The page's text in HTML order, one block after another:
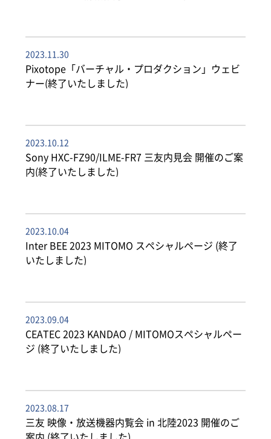
2023.11.30
Pixotope「バーチャル・プロダクション」ウェビ
ナー(終了いたしました)
2023.10.12
Sony HXC-FZ90/ILME-FR7 三友内見会 開催のご案
内(終了いたしました)
2023.10.04
Inter BEE 2023 MITOMO スペシャルページ (終了
いたしました)
2023.09.04
CEATEC 2023 KANDAO / MITOMOスペシャルペー
ジ (終了いたしました)
2023.08.17
三友 映像・放送機器内覧会 in 北陸2023 開催のご